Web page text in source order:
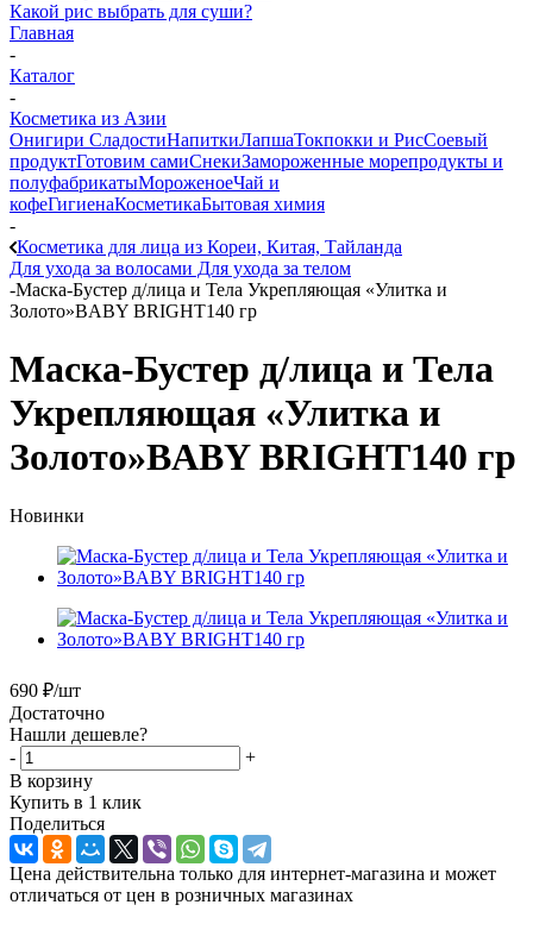
Какой рис выбрать для суши?
Главная
-
Каталог
-
Косметика из Азии
Онигири СладостиНапиткиЛапшаТокпокки и РисСоевый
продуктГотовим самиСнекиЗамороженные морепродукты и
полуфабрикатыМороженоеЧай и
кофеГигиенаКосметикаБытовая химия
-
Косметика для лица из Кореи, Китая, Тайланда
Для ухода за волосами Для ухода за телом
-Маска-Бустер д/лица и Тела Укрепляющая «Улитка и
Золото»BABY BRIGHT140 гр
Маска-Бустер д/лица и Тела
Укрепляющая «Улитка и
Золото»BABY BRIGHT140 гр
Новинки
690 ₽/шт
Достаточно
Нашли дешевле?
-
+
В корзину
Купить в 1 клик
Поделиться
Цена действительна только для интернет-магазина и может
отличаться от цен в розничных магазинах